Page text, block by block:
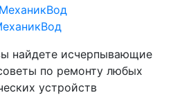
найдете исчерпывающие
по ремонту любых
устройств